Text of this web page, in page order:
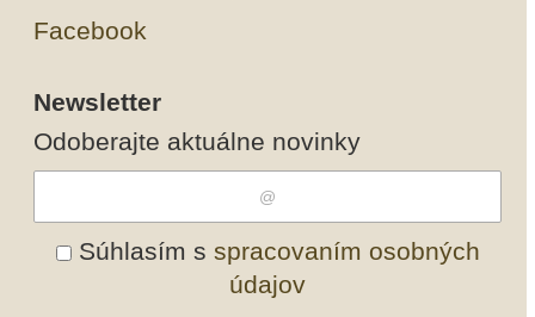
Facebook
Newsletter
Odoberajte aktuálne novinky
Súhlasím s spracovaním osobných
údajov